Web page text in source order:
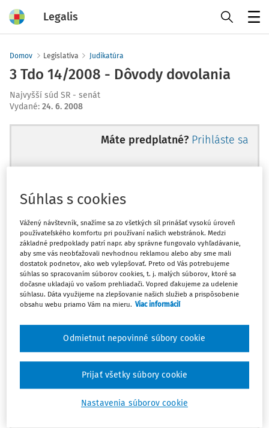
Legalis
Domov Legislatíva Judikatúra
3 Tdo 14/2008 - Dôvody dovolania
Najvyšší súd SR - senát
Vydané: 24. 6. 2008
Máte predplatné? Prihláste sa
Ups, zatiaľ ste si prečítali len
začiatok...
Celý odborný obsah z tejto oblasti je
dostupný predplatiteľom portálu.
obsahu a získajte prístup na 10 dní
zdarma, stačí sa len zaregistrovať.
Vďaka registrácii získate prístup aj k
vybranému obsahu:
Súhlas s cookies
Vážený návštevník, snažíme sa zo všetkých síl prinášať vysokú úroveň
používateľského komfortu pri používaní našich webstránok. Medzi
základné predpoklady patrí napr. aby správne fungovalo vyhľadávanie,
aby sme vás neobťažovali nevhodnou reklamou alebo aby sme mali
dostatok podnetov, ako web vylepšovať. Preto od Vás potrebujeme
súhlas so spracovaním súborov cookies, t. j. malých súborov, ktoré sa
dočasne ukladajú vo vašom prehliadači. Vopred ďakujeme za udelenie
súhlasu. Dáta využijeme na zlepšovanie našich služieb a prispôsobenie
obsahu webu priamo Vám na mieru. Viac informácií
Nastavenia súborov cookie
Odmietnut nepovinné súbory cookie
Prijať všetky súbory cookie